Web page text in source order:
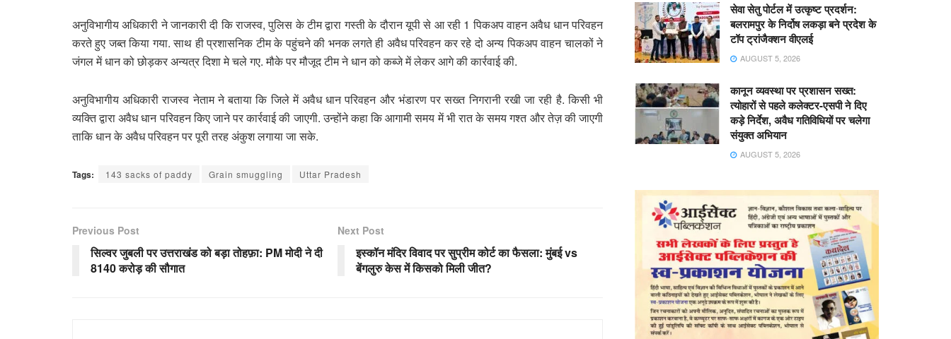
अनुविभागीय अधिकारी ने जानकारी दी कि राजस्व, पुलिस के टीम द्वारा गस्ती के दौरान यूपी से आ रही 1 पिकअप वाहन अवैध धान परिवहन
करते हुए जब्त किया गया. साथ ही प्रशासनिक टीम के पहुंचने की भनक लगते ही अवैध परिवहन कर रहे दो अन्य पिकअप वाहन चालकों ने
जंगल में धान को छोड़कर अन्यत्र दिशा मे चले गए. मौके पर मौजूद टीम ने धान को कब्जे में लेकर आगे की कार्रवाई की.
अनुविभागीय अधिकारी राजस्व नेताम ने बताया कि जिले में अवैध धान परिवहन और भंडारण पर सख्त निगरानी रखी जा रही है. किसी भी
व्यक्ति द्वारा अवैध धान परिवहन किए जाने पर कार्रवाई की जाएगी. उन्होंने कहा कि आगामी समय में भी रात के समय गश्त और तेज़ की जाएगी
ताकि धान के अवैध परिवहन पर पूरी तरह अंकुश लगाया जा सके.
Tags: 143 sacks of paddy Grain smuggling Uttar Pradesh
Previous Post
सिल्वर जुबली पर उत्तराखंड को बड़ा तोहफ़ा: PM मोदी ने दी
8140 करोड़ की सौगात
Next Post
इस्कॉन मंदिर विवाद पर सुप्रीम कोर्ट का फैसला: मुंबई vs
बेंगलुरु केस में किसको मिली जीत?
सेवा सेतु पोर्टल में उत्कृष्ट प्रदर्शन:
बलरामपुर के निर्दोष लकड़ा बने प्रदेश के
टॉप ट्रांजैक्शन वीएलई
AUGUST 5, 2026
कानून व्यवस्था पर प्रशासन सख्त:
त्योहारों से पहले कलेक्टर-एसपी ने दिए
कड़े निर्देश, अवैध गतिविधियों पर चलेगा
संयुक्त अभियान
AUGUST 5, 2026